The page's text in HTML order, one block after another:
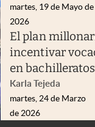
martes, 19 de Mayo de
2026
El plan
incentivar
en
Karla Tejeda
martes, 24 de Marzo
de 2026